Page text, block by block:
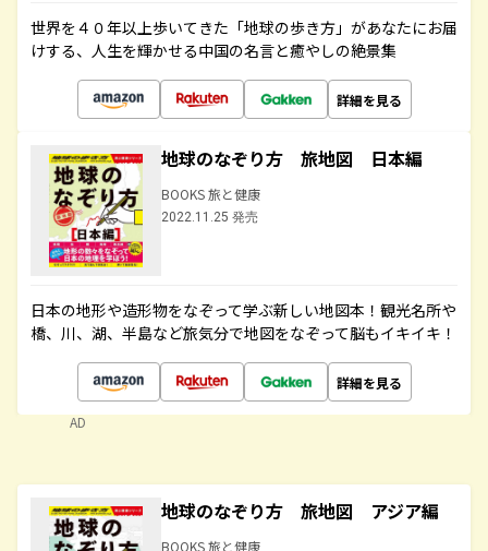
世界を４０年以上歩いてきた「地球の歩き方」があなたにお届
けする、人生を輝かせる中国の名言と癒やしの絶景集
詳細を見る
地球のなぞり方 旅地図 日本編
BOOKS 旅と健康
2022.11.25 発売
日本の地形や造形物をなぞって学ぶ新しい地図本！観光名所や
橋、川、湖、半島など旅気分で地図をなぞって脳もイキイキ！
詳細を見る
AD
地球のなぞり方 旅地図 アジア編
BOOKS 旅と健康